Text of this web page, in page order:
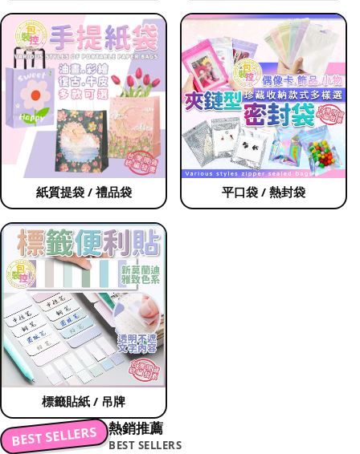
紙質提袋 / 禮品袋 平口袋 / 熱封袋
標籤貼紙 / 吊牌
BEST SELLERS 熱銷推薦
BEST SELLERS